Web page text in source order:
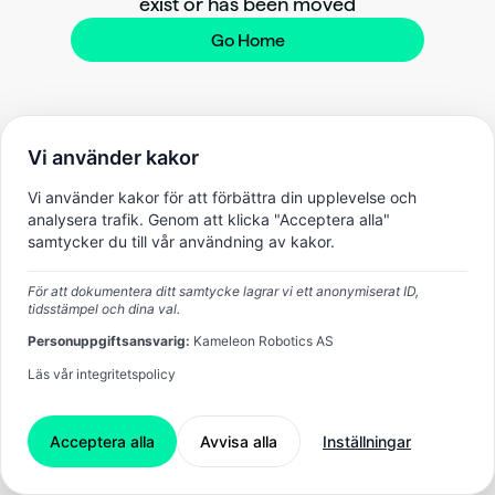
Go Home
Vi använder kakor
Vi använder kakor för att förbättra din upplevelse och
analysera trafik. Genom att klicka "Acceptera alla"
samtycker du till vår användning av kakor.
För att dokumentera ditt samtycke lagrar vi ett anonymiserat ID,
tidsstämpel och dina val.
Personuppgiftsansvarig: Kameleon Robotics AS
Läs vår integritetspolicy
Acceptera alla Avvisa alla Inställningar